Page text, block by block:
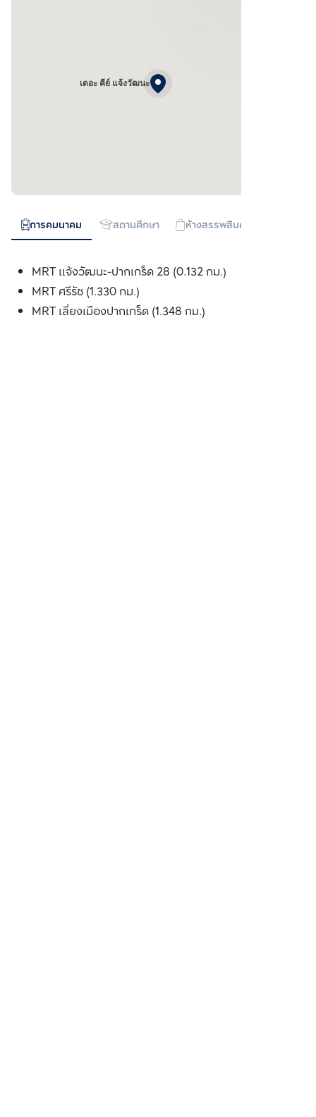
เดอะ คีย์ แจ้งวัฒนะ
การคมนาคม สถานศึกษา ห้างสรรพสินค้า
MRT แจ้งวัฒนะ-ปากเกร็ด 28 (0.132 กม.)
MRT ศรีรัช (1.330 กม.)
MRT เลี่ยงเมืองปากเกร็ด (1.348 กม.)